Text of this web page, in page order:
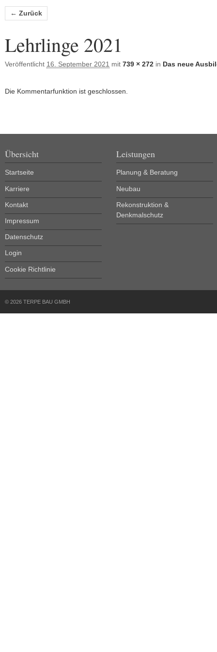
Bilder-Navigation
← Zurück
Lehrlinge 2021
Veröffentlicht 16. September 2021 mit 739 × 272 in Das neue
Die Kommentarfunktion ist geschlossen.
Übersicht
Startseite
Karriere
Kontakt
Impressum
Datenschutz
Login
Cookie Richtlinie
Leistungen
Planung & Beratung
Neubau
Rekonstruktion &
Denkmalschutz
© 2026 TERPE BAU GMBH